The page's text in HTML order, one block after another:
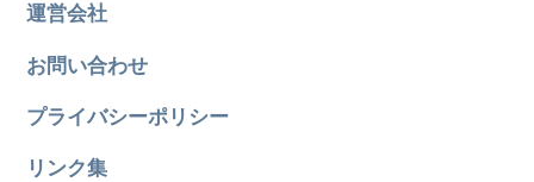
運営会社
お問い合わせ
プライバシーポリシー
リンク集